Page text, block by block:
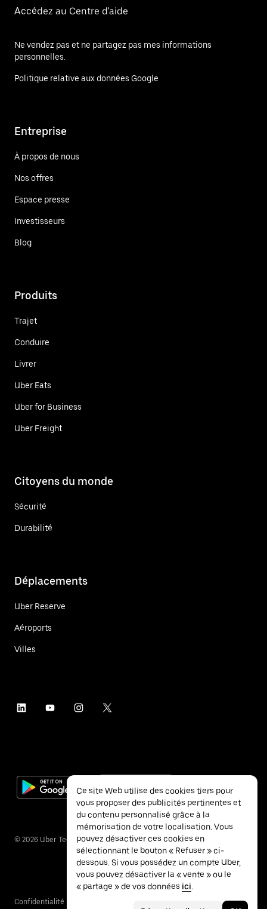
Accédez au Centre d'aide
Ne vendez pas et ne partagez pas mes informations
personnelles.
Politique relative aux données Google
Entreprise
À propos de nous
Nos offres
Espace presse
Investisseurs
Blog
Produits
Trajet
Conduire
Livrer
Uber Eats
Uber for Business
Uber Freight
Citoyens du monde
Sécurité
Durabilité
Déplacements
Uber Reserve
Aéroports
Villes
© 2026 Uber Technologies Inc.
Confidentialité
Ce site Web utilise des cookies tiers pour
vous proposer des publicités pertinentes et
du contenu personnalisé grâce à la
mémorisation de votre localisation. Vous
pouvez désactiver ces cookies en
sélectionnant le bouton « Refuser » ci-
dessous. Si vous possédez un compte Uber,
vous pouvez désactiver la « vente » ou le
« partage » de vos données ici.